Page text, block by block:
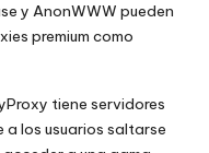
y AnonWWW pueden
premium como
tiene servidores
a los usuarios saltarse